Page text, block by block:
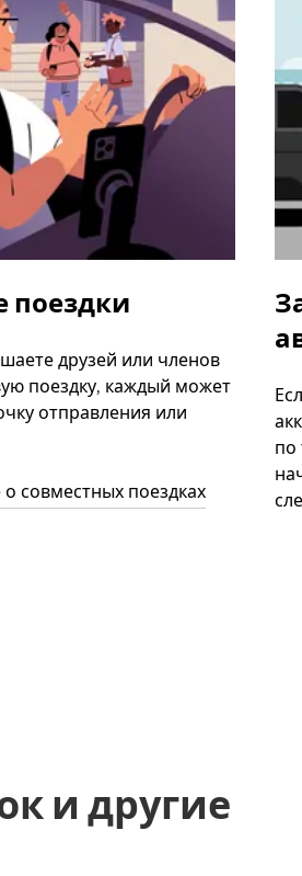
поездки
друзей или членов
поездку, каждый может
отправления или
совместных поездках
по
и другие